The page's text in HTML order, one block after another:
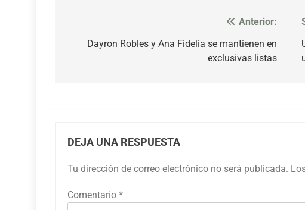
Anterior:
Dayron Robles y Ana Fidelia se mantienen en
exclusivas listas
DEJA UNA RESPUESTA
Tu dirección de correo electrónico no será publicada.
Comentario *